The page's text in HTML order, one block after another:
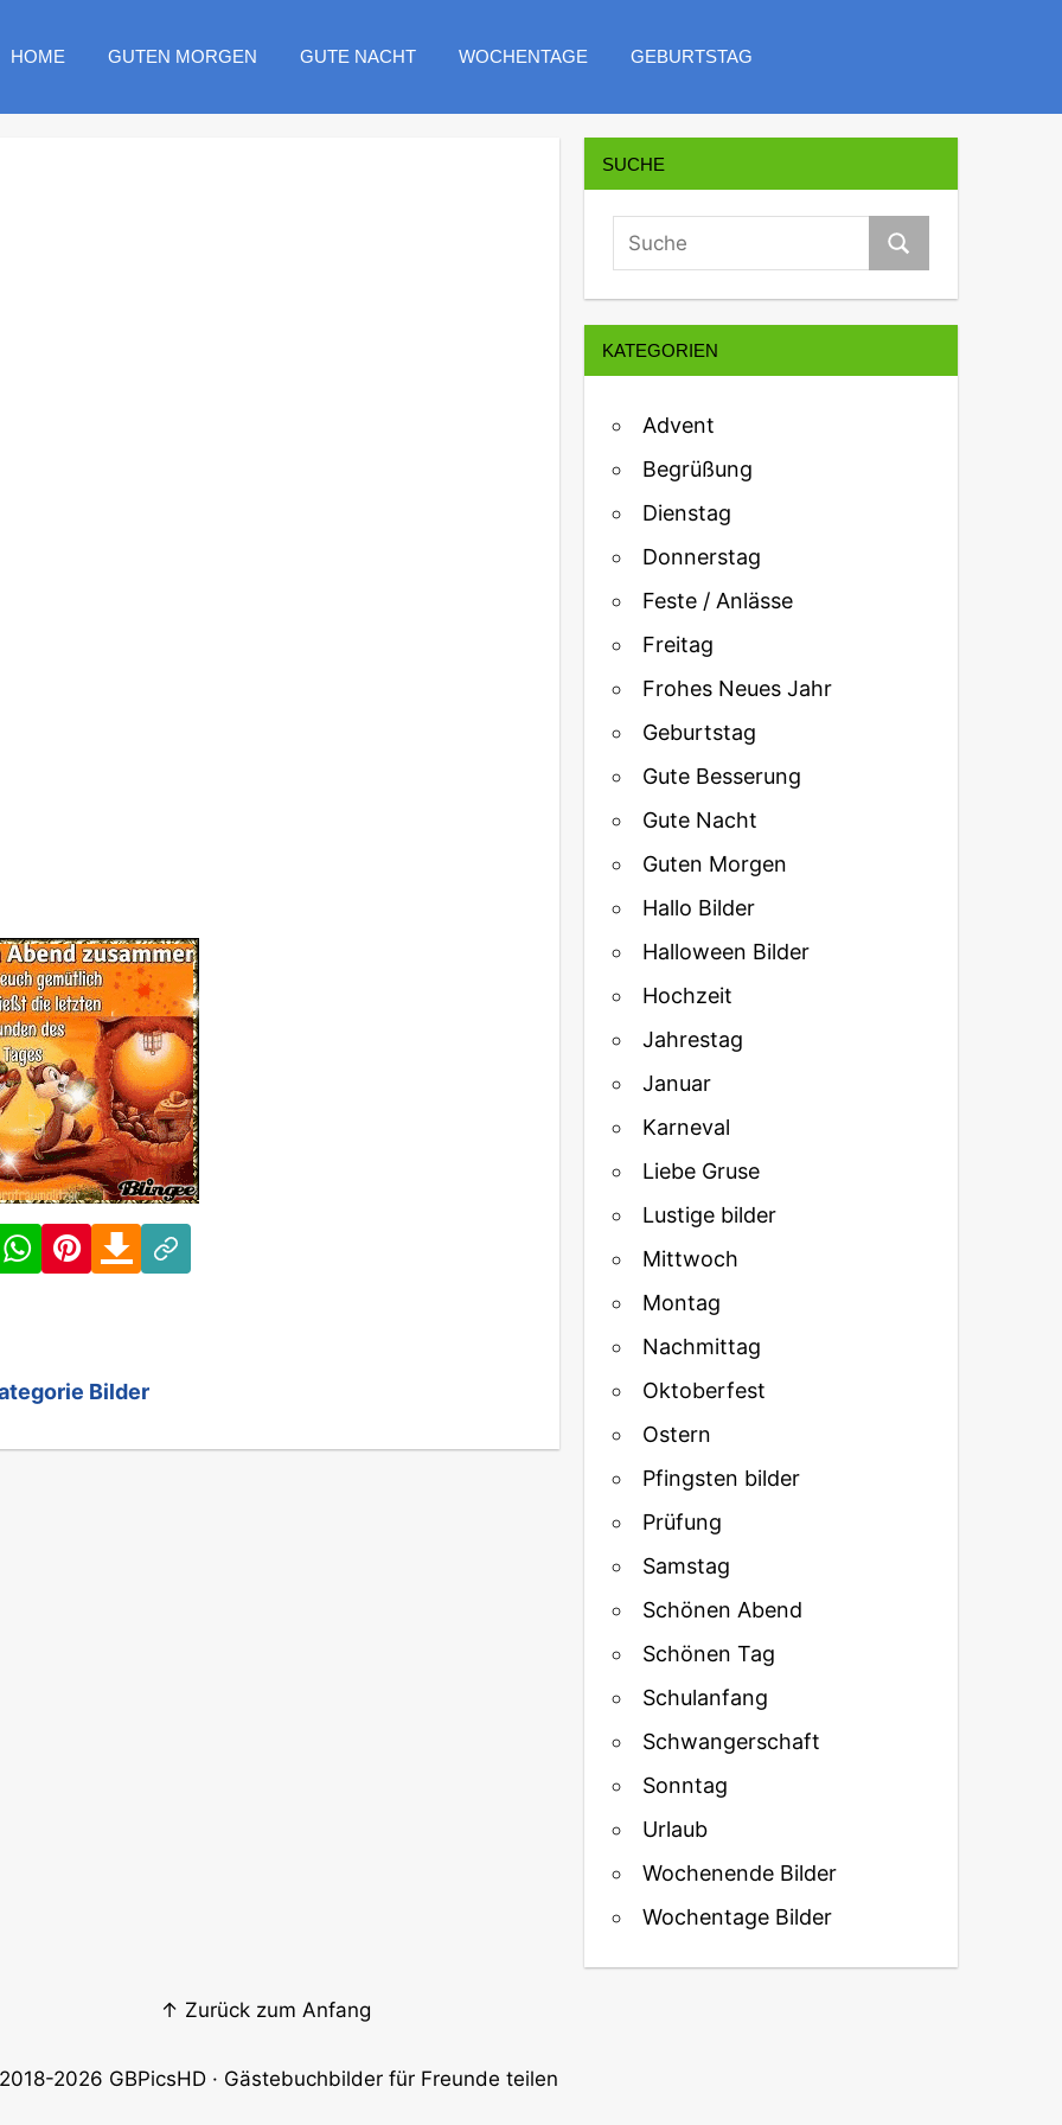
HOME GUTEN MORGEN GUTE NACHT WOCHENTAGE GEBURTSTAG
WhatsAppPinterestDownload
Link
Bilder
SUCHE
KATEGORIEN
Advent
Begrüßung
Dienstag
Donnerstag
Feste / Anlässe
Freitag
Frohes Neues Jahr
Geburtstag
Gute Besserung
Gute Nacht
Guten Morgen
Hallo Bilder
Halloween Bilder
Hochzeit
Jahrestag
Januar
Karneval
Liebe Gruse
Lustige bilder
Mittwoch
Montag
Nachmittag
Oktoberfest
Ostern
Pfingsten bilder
Prüfung
Samstag
Schönen Abend
Schönen Tag
Schulanfang
Schwangerschaft
Sonntag
Urlaub
Wochenende Bilder
Wochentage Bilder
↑ Zurück zum Anfang
2026 GBPicsHD· Gästebuchbilder für Freunde teilen